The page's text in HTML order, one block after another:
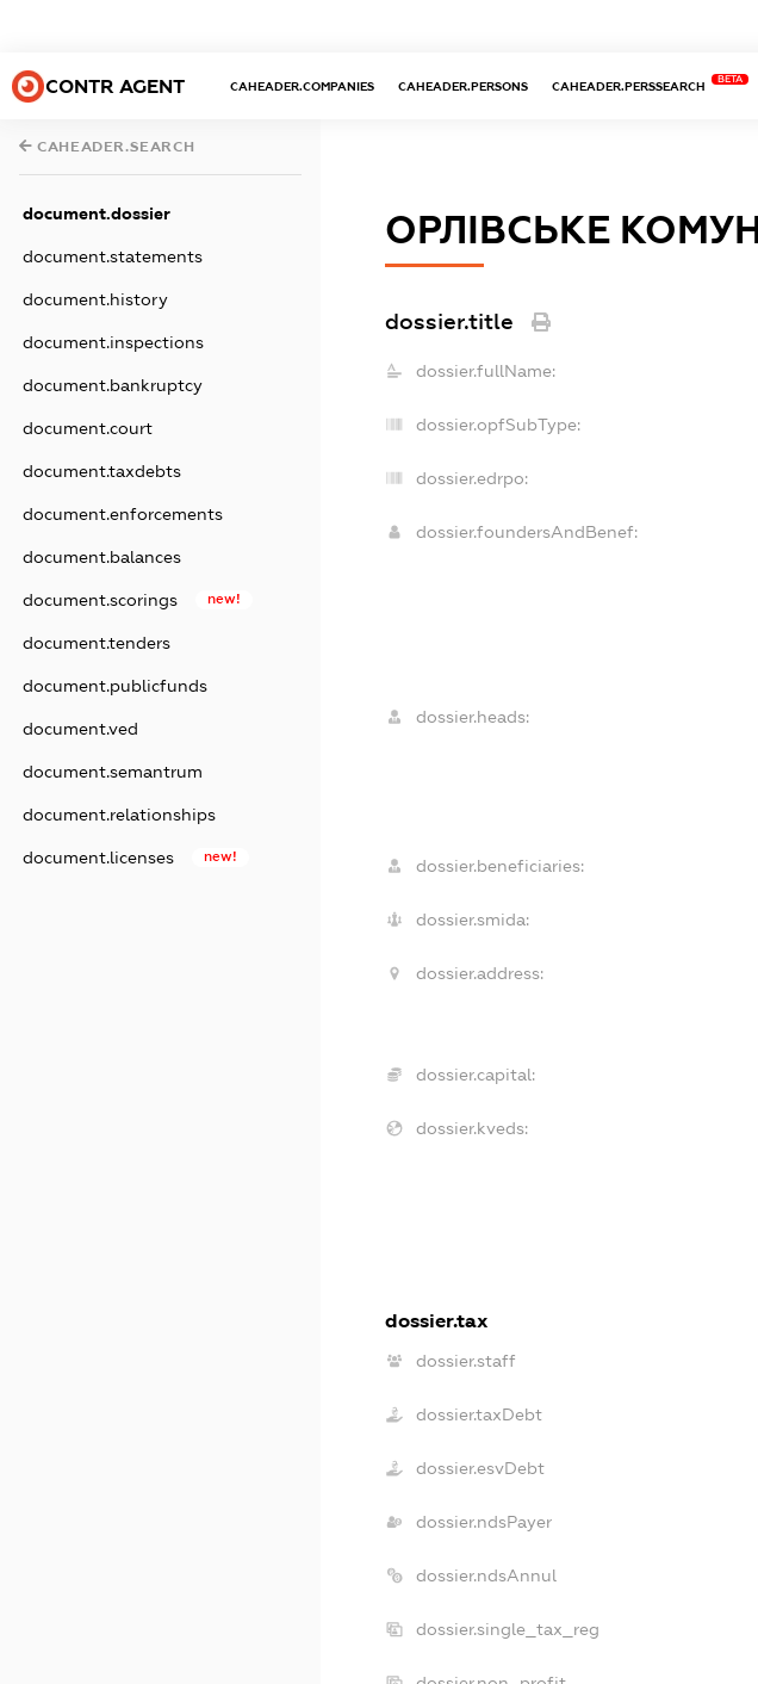
CONTR AGENT CAHEADER.COMPANIES CAHEADER.PERSONS CAHEADER.PERSSEARCH
BETA
CAHEADER.SEARCH
document.dossier
document.statements
document.history
document.inspections
document.bankruptcy
document.court
document.taxdebts
document.enforcements
document.balances
document.scorings new!
document.tenders
document.publicfunds
document.ved
document.semantrum
document.relationships
document.licenses new!
ОРЛІВСЬКЕ
dossier.title
dossier.fullName:
dossier.opfSubType:
dossier.edrpo:
dossier.foundersAndBenef:
dossier.heads:
dossier.beneficiaries:
dossier.smida:
dossier.address:
dossier.capital:
dossier.kveds:
dossier.tax
dossier.staff
dossier.taxDebt
dossier.esvDebt
dossier.ndsPayer
dossier.ndsAnnul
dossier.single_tax_reg